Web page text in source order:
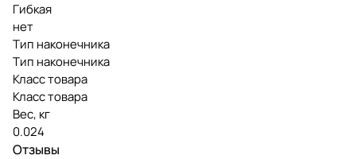
Гибкая
нет
Тип наконечника
Тип наконечника
Класс товара
Класс товара
Вес, кг
0.024
Отзывы